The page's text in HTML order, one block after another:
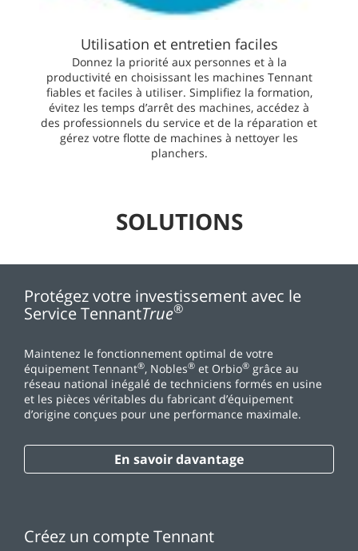
Utilisation et entretien faciles
Donnez la priorité aux personnes et à la
productivité en choisissant les machines Tennant
fiables et faciles à utiliser. Simplifiez la formation,
évitez les temps d’arrêt des machines, accédez à
des professionnels du service et de la réparation et
gérez votre flotte de machines à nettoyer les
planchers.
SOLUTIONS
Protégez votre investissement avec le
Service TennantTrue®
Maintenez le fonctionnement optimal de votre
équipement Tennant®, Nobles® et Orbio® grâce au
réseau national inégalé de techniciens formés en usine
et les pièces véritables du fabricant d’équipement
d’origine conçues pour une performance maximale.
En savoir davantage
Créez un compte Tennant